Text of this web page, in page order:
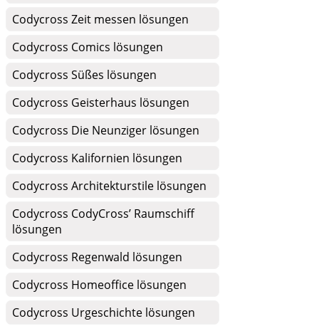
Codycross Zeit messen lösungen
Codycross Comics lösungen
Codycross Süßes lösungen
Codycross Geisterhaus lösungen
Codycross Die Neunziger lösungen
Codycross Kalifornien lösungen
Codycross Architekturstile lösungen
Codycross CodyCross’ Raumschiff
lösungen
Codycross Regenwald lösungen
Codycross Homeoffice lösungen
Codycross Urgeschichte lösungen